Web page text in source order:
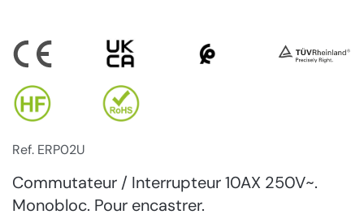
Ref. ERP02U
Commutateur / Interrupteur 10AX 250V~.
Monobloc. Pour encastrer.